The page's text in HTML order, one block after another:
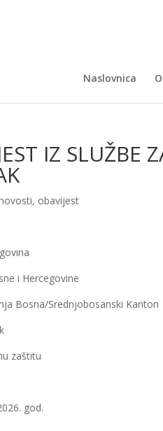
Naslovnica
IZ SLUŽBE
, obavijest
i Hercegovine
Bosna/Srednjobosanski Kanton
zaštitu
god.